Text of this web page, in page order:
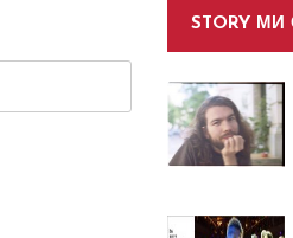
STORY МИ